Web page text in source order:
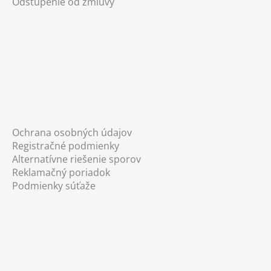
Ochrana osobných údajov
Registračné podmienky
Alternatívne riešenie sporov
Reklamačný poriadok
Podmienky súťaže